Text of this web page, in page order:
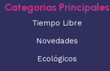
Categorias Principales
Tiempo Libre
Novedades
Ecológicos